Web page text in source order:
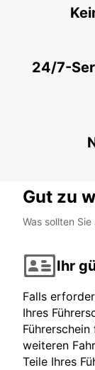
MALTA
GUDJA
24/7-
Gut zu
Was sollten
Ihr
Falls
Ihres
weiteren
Teile Ihres